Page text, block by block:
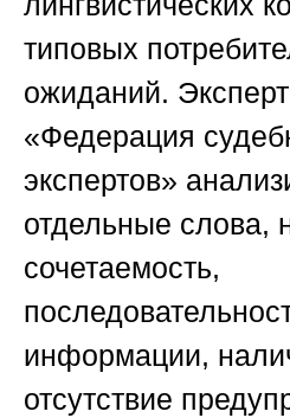
типовых
ожиданий. Эксперт
«Федерация
экспертов»
отдельные слова,
сочетаемость,
информации,
отсутствие